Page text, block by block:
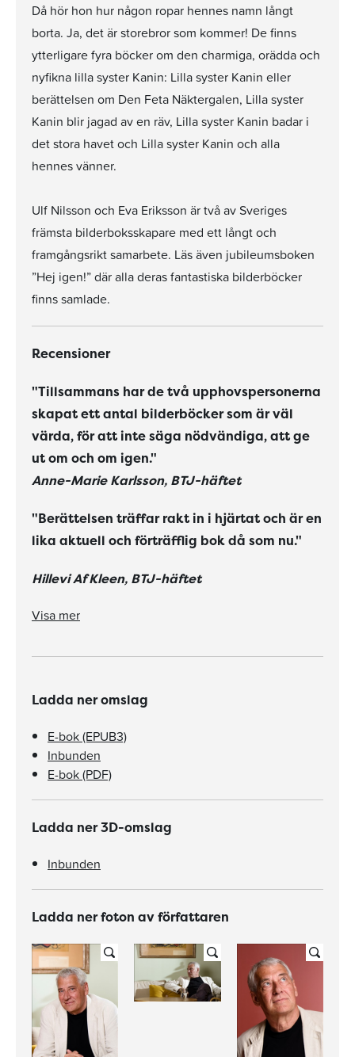
Då hör hon hur någon ropar hennes namn långt
borta. Ja, det är storebror som kommer! De finns
ytterligare fyra böcker om den charmiga, orädda och
nyfikna lilla syster Kanin: Lilla syster Kanin eller
berättelsen om Den Feta Näktergalen, Lilla syster
Kanin blir jagad av en räv, Lilla syster Kanin badar i
det stora havet och Lilla syster Kanin och alla
hennes vänner.
Ulf Nilsson och Eva Eriksson är två av Sveriges
främsta bilderboksskapare med ett långt och
framgångsrikt samarbete. Läs även jubileumsboken
”Hej igen!” där alla deras fantastiska bilderböcker
finns samlade.
Recensioner
"Tillsammans har de två upphovspersonerna
skapat ett antal bilderböcker som är väl
värda, för att inte säga nödvändiga, att ge
ut om och om igen."
Anne-Marie Karlsson, BTJ-häftet
"Berättelsen träffar rakt in i hjärtat och är en
lika aktuell och förträfflig bok då som nu."
Hillevi Af Kleen, BTJ-häftet
Visa mer
Ladda ner omslag
E-bok (EPUB3)
Inbunden
E-bok (PDF)
Ladda ner 3D-omslag
Inbunden
Ladda ner foton av författaren